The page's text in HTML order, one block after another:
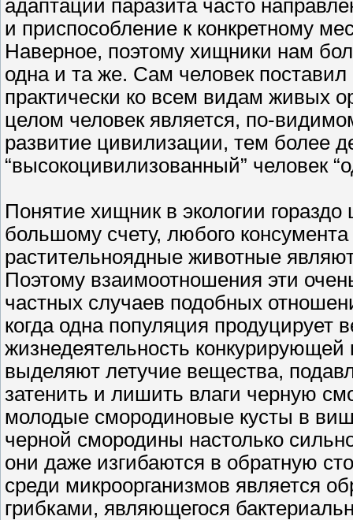
адаптации паразита часто
и приспособление к конкретному
Наверное, поэтому хищники нам
одна и та же. Сам человек
практически ко всем видам живых
целом человек является, по-
развитие цивилизации, тем более
“высокоцивилизованный” человек
Понятие хищник в экологии
большому счету, любого
растительноядные животные
Поэтому взаимоотношения эти
частных случаев подобных
когда одна популяция
жизнедеятельность
выделяют летучие вещества,
затенить и лишить влаги черную
молодые смородиновые кусты в
черной смородины настолько
они даже изгибаются в обратную
среди микроорганизмов является
грибками, являющегося